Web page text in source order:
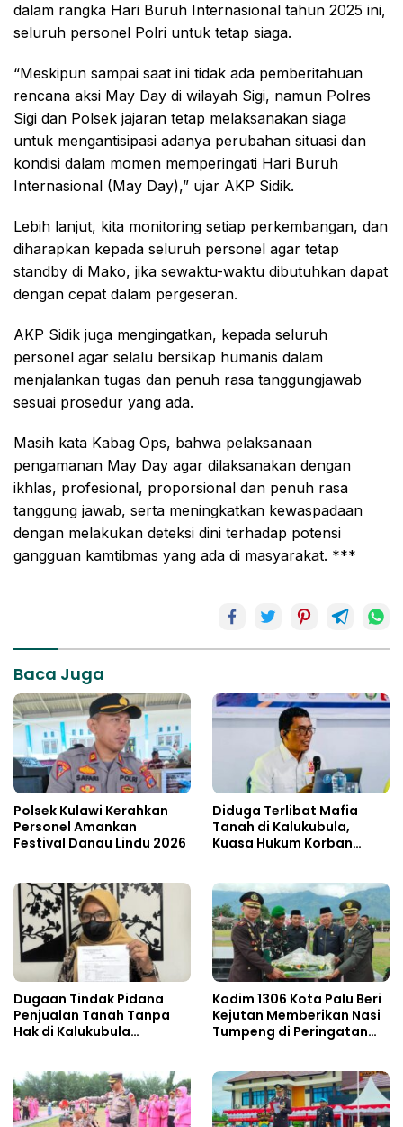
dalam rangka Hari Buruh Internasional tahun 2025 ini,
seluruh personel Polri untuk tetap siaga.
“Meskipun sampai saat ini tidak ada pemberitahuan
rencana aksi May Day di wilayah Sigi, namun Polres
Sigi dan Polsek jajaran tetap melaksanakan siaga
untuk mengantisipasi adanya perubahan situasi dan
kondisi dalam momen memperingati Hari Buruh
Internasional (May Day),” ujar AKP Sidik.
Lebih lanjut, kita monitoring setiap perkembangan, dan
diharapkan kepada seluruh personel agar tetap
standby di Mako, jika sewaktu-waktu dibutuhkan dapat
dengan cepat dalam pergeseran.
AKP Sidik juga mengingatkan, kepada seluruh
personel agar selalu bersikap humanis dalam
menjalankan tugas dan penuh rasa tanggungjawab
sesuai prosedur yang ada.
Masih kata Kabag Ops, bahwa pelaksanaan
pengamanan May Day agar dilaksanakan dengan
ikhlas, profesional, proporsional dan penuh rasa
tanggung jawab, serta meningkatkan kewaspadaan
dengan melakukan deteksi dini terhadap potensi
gangguan kamtibmas yang ada di masyarakat. ***
Baca Juga
Polsek Kulawi Kerahkan
Personel Amankan
Festival Danau Lindu 2026
Diduga Terlibat Mafia
Tanah di Kalukubula,
Kuasa Hukum Korban
Dugaan Tindak Pidana
Penjualan Tanah Tanpa
Hak di Kalukubula
Kodim 1306 Kota Palu Beri
Kejutan Memberikan Nasi
Tumpeng di Peringatan